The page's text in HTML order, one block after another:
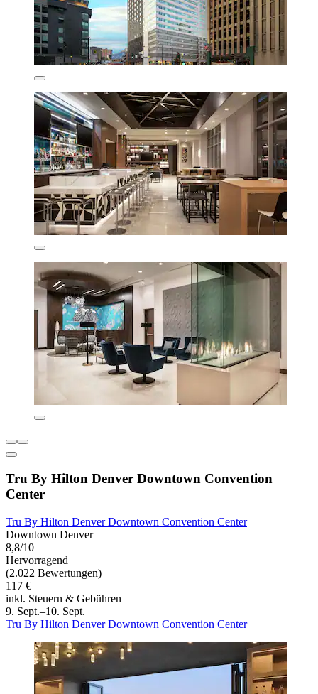
Tru By Hilton Denver Downtown Convention
Center
Tru By Hilton Denver Downtown Convention Center
Downtown Denver
8,8/10
Hervorragend
(2.022 Bewertungen)
117 €
inkl. Steuern & Gebühren
9. Sept.–10. Sept.
Tru By Hilton Denver Downtown Convention Center